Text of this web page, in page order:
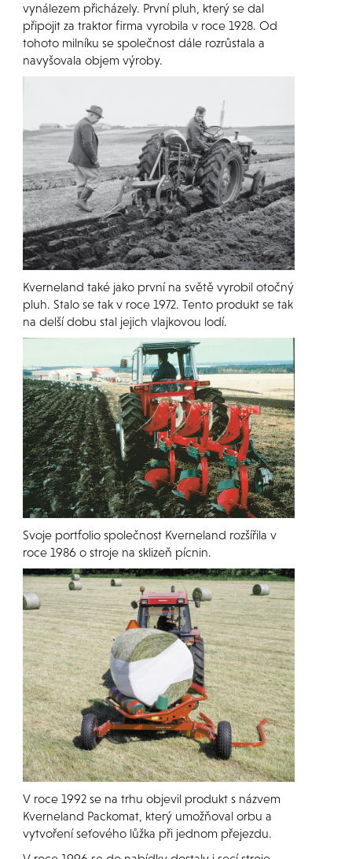
vynálezem přicházely. První pluh, který se dal
připojit za traktor firma vyrobila v roce 1928. Od
tohoto milníku se společnost dále rozrůstala a
navyšovala objem výroby.
Kverneland také jako první na světě vyrobil otočný
pluh. Stalo se tak v roce 1972. Tento produkt se tak
na delší dobu stal jejich vlajkovou lodí.
Svoje portfolio společnost Kverneland rozšířila v
roce 1986 o stroje na sklizeň pícnin.
V roce 1992 se na trhu objevil produkt s názvem
Kverneland Packomat, který umožňoval orbu a
vytvoření seťového lůžka při jednom přejezdu.